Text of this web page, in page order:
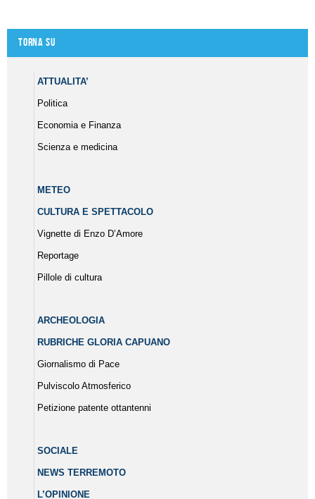
Torna su
ATTUALITA’
Politica
Economia e Finanza
Scienza e medicina
METEO
CULTURA E SPETTACOLO
Vignette di Enzo D’Amore
Reportage
Pillole di cultura
ARCHEOLOGIA
RUBRICHE GLORIA CAPUANO
Giornalismo di Pace
Pulviscolo Atmosferico
Petizione patente ottantenni
SOCIALE
NEWS TERREMOTO
L’OPINIONE